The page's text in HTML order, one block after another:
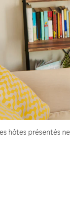
hôtes présentés